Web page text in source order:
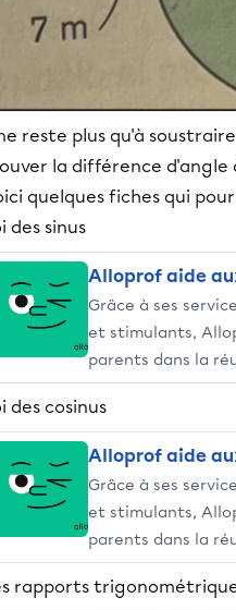
reste plus qu'à
la différence d'angle
quelques fiches qui
des sinus
Alloprof aide
Grâce à ses
et stimulants,
parents dans la
des cosinus
Alloprof aide
Grâce à ses
et stimulants,
parents dans la
rapports